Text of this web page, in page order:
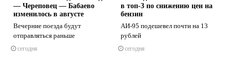
— Череповец — Бабаево
изменилось в августе
Вечерние поезда будут
отправляться раньше
сегодня
в топ-3 по снижению цен на
бензин
АИ-95 подешевел почти на 13
рублей
сегодня